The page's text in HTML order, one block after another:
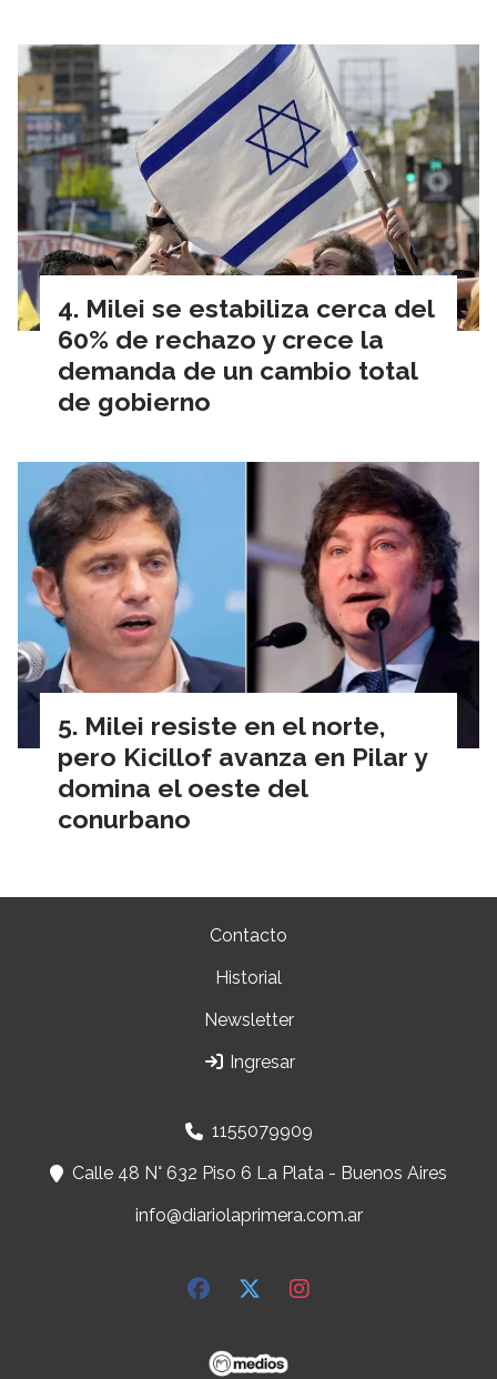
Milei se estabiliza cerca del
60% de rechazo y crece la
demanda de un cambio total
de gobierno
Milei resiste en el norte,
pero Kicillof avanza en Pilar y
domina el oeste del
conurbano
Contacto
Historial
Newsletter
Ingresar
1155079909
Calle 48 N° 632 Piso 6 La Plata - Buenos Aires
info@diariolaprimera.com.ar